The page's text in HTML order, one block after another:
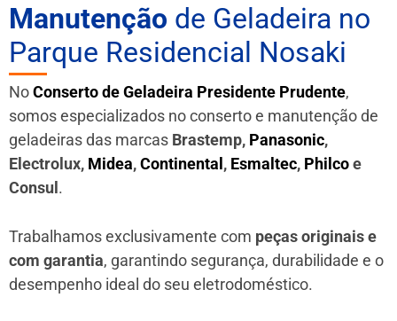
Manutenção de Geladeira no
Parque Residencial Nosaki
NoConserto de Geladeira Presidente Prudente,
somos especializados no conserto e manutenção de
geladeiras das marcas Brastemp, Panasonic,
Electrolux, Midea,Continental, Esmaltec, Philcoe
Consul.
Trabalhamos exclusivamente com peças originais e
com garantia, garantindo segurança, durabilidade e o
desempenho ideal do seu eletrodoméstico.